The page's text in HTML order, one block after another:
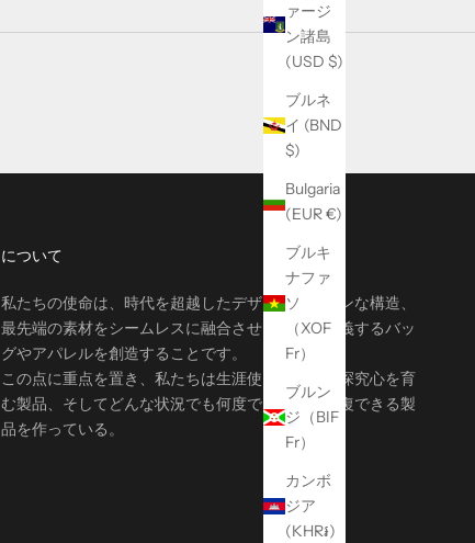
ァージ
ン諸島
(USD $)
ブルネ
イ (BND
$)
Bulgaria
(EUR €)
ブルキ
ナファ
ソ
（XOF
Fr）
ブルン
ジ（BIF
Fr）
カンボ
ジア
(KHR៛)
について
私たちの使命は、時代を超越したデザイン、モダンな構造、
最先端の素材をシームレスに融合させ、業界を定義するバッ
グやアパレルを創造することです。
この点に重点を置き、私たちは生涯使える製品、探究心を育
む製品、そしてどんな状況でも何度でも確実に往復できる製
品を作っている。